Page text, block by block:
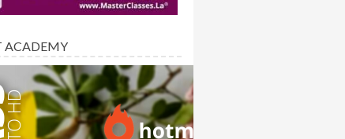
ACADEMY